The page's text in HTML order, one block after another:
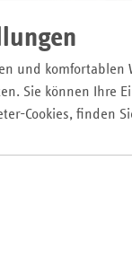
und komfortablen
Sie können Ihre
Cookies, finden